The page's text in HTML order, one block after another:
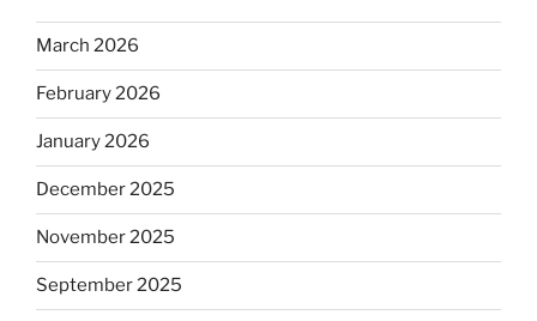
March 2026
February 2026
January 2026
December 2025
November 2025
September 2025